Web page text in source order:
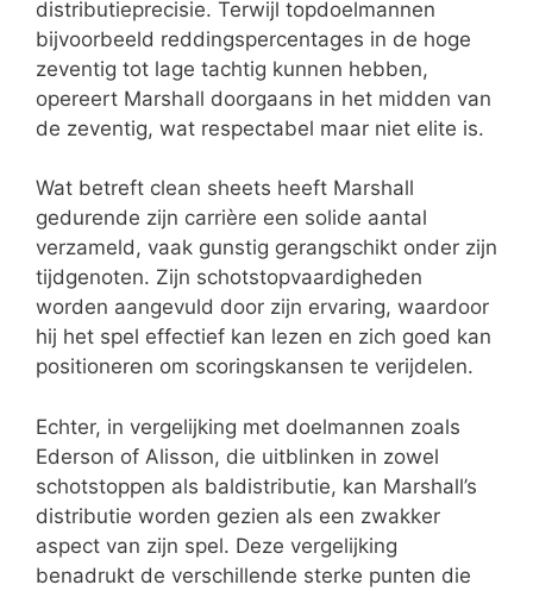
distributieprecisie. Terwijl topdoelmannen
bijvoorbeeld reddingspercentages in de hoge
zeventig tot lage tachtig kunnen hebben,
opereert Marshall doorgaans in het midden van
de zeventig, wat respectabel maar niet elite is.
Wat betreft clean sheets heeft Marshall
gedurende zijn carrière een solide aantal
verzameld, vaak gunstig gerangschikt onder zijn
tijdgenoten. Zijn schotstopvaardigheden
worden aangevuld door zijn ervaring, waardoor
hij het spel effectief kan lezen en zich goed kan
positioneren om scoringskansen te verijdelen.
Echter, in vergelijking met doelmannen zoals
Ederson of Alisson, die uitblinken in zowel
schotstoppen als baldistributie, kan Marshall’s
distributie worden gezien als een zwakker
aspect van zijn spel. Deze vergelijking
benadrukt de verschillende sterke punten die